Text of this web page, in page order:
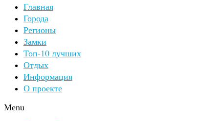
Главная
Города
Регионы
Замки
Топ-10 лучших
Отдых
Информация
О проекте
Menu